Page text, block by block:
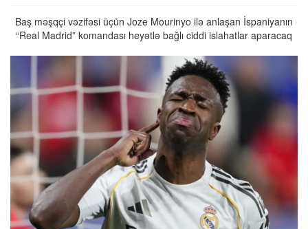
Baş məşqçi vəzifəsi üçün Joze Mourinyo ilə anlaşan İspaniyanın
“Real Madrid” komandası heyətlə bağlı ciddi islahatlar aparacaq